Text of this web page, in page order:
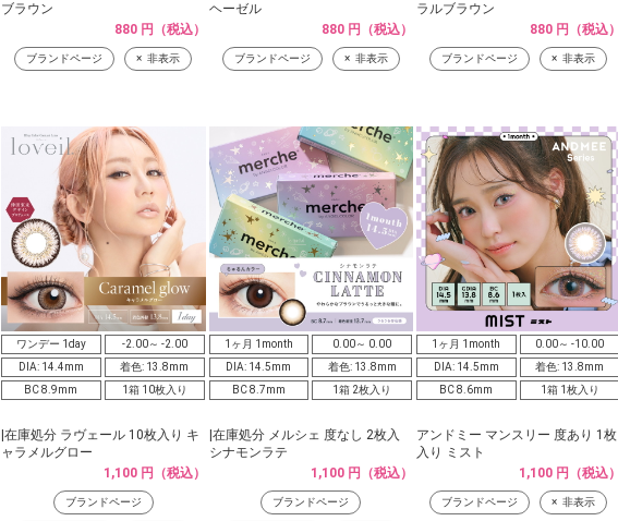
ブラウン
880 円（税込）
ブランドページ 非表示
ヘーゼル
880 円（税込）
ブランドページ 非表示
ラルブラウン
880 円（税込）
ブランドページ 非表示
ワンデー 1day
-2.00～ -2.00
DIA: 14.4mm
着色: 13.8mm
BC 8.9mm
1箱 10枚入り
|在庫処分 ラヴェール 10枚入り キ
ャラメルグロー
1,100 円（税込）
ブランドページ
1ヶ月 1month
0.00～ 0.00
DIA: 14.5mm
着色: 13.8mm
BC 8.7mm
1箱 2枚入り
|在庫処分 メルシェ 度なし 2枚入
シナモンラテ
1,100 円（税込）
ブランドページ
1ヶ月 1month
0.00～ -10.00
DIA: 14.5mm
着色: 13.8mm
BC 8.6mm
1箱 1枚入り
アンドミー マンスリー 度あり 1枚
入り ミスト
1,100 円（税込）
ブランドページ 非表示